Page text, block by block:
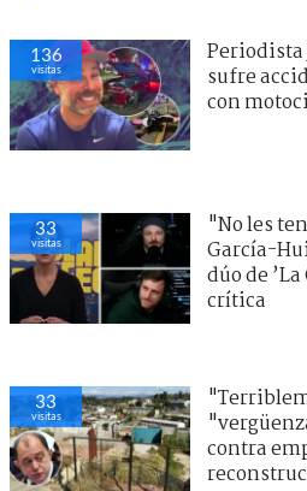
136
visitas
Periodista
sufre
con
33
visitas
"No les
García-
dúo de
crítica
33
visitas
contra